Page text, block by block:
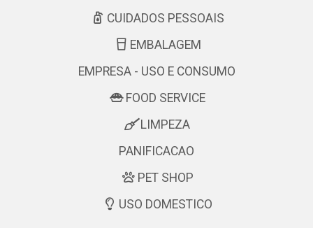
CUIDADOS PESSOAIS
EMBALAGEM
EMPRESA - USO E CONSUMO
FOOD SERVICE
LIMPEZA
PANIFICACAO
PET SHOP
USO DOMESTICO